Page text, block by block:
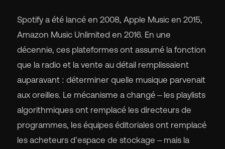
Spotify a été lancé en 2008, Apple Music en 2015,
Amazon Music Unlimited en 2016. En une
décennie, ces plateformes ont assumé la fonction
que la radio et la vente au détail remplissaient
auparavant : déterminer quelle musique parvenait
aux oreilles. Le mécanisme a changé – les playlists
algorithmiques ont remplacé les directeurs de
programmes, les équipes éditoriales ont remplacé
les acheteurs d’espace de stockage – mais la